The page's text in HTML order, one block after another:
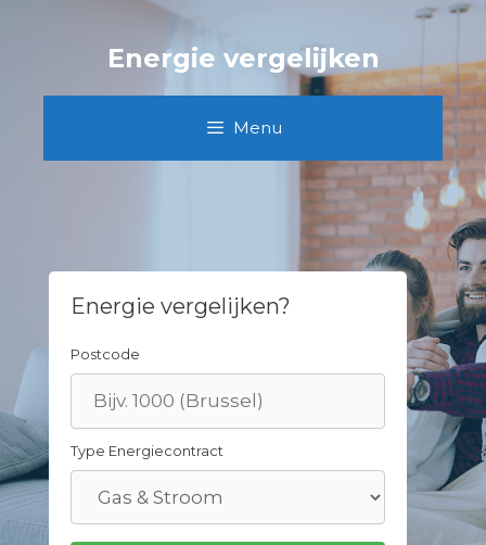
Energie vergelijken
Menu
Energie vergelijken?
Postcode
Type Energiecontract